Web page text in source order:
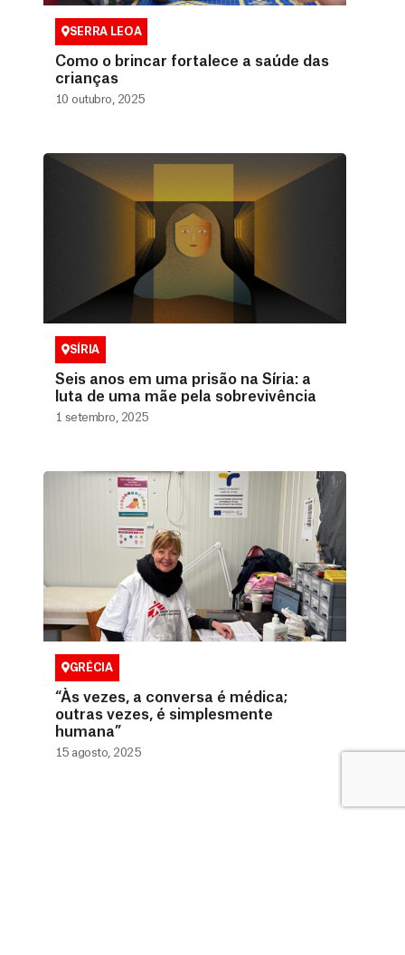
SERRA LEOA
Como o brincar fortalece a saúde das
crianças
10 outubro, 2025
SÍRIA
Seis anos em uma prisão na Síria: a
luta de uma mãe pela sobrevivência
1 setembro, 2025
GRÉCIA
“Às vezes, a conversa é médica;
outras vezes, é simplesmente
humana”
15 agosto, 2025